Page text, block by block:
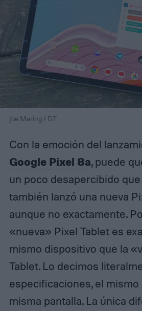
Joe Maring / DT
Con la emoción del
Google Pixel 8a, puede
un poco desapercibido
también lanzó una nueva
aunque no exactamente.
«nueva» Pixel Tablet es
mismo dispositivo que la
Tablet. Lo decimos
especificaciones, el mismo
misma pantalla. La única